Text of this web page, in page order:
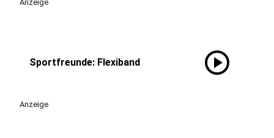
Anzeige
Sportfreunde: Flexiband play_circle
Anzeige